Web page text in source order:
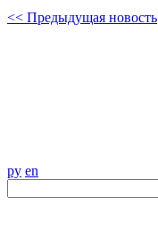
<< Предыдущая новость
ру en